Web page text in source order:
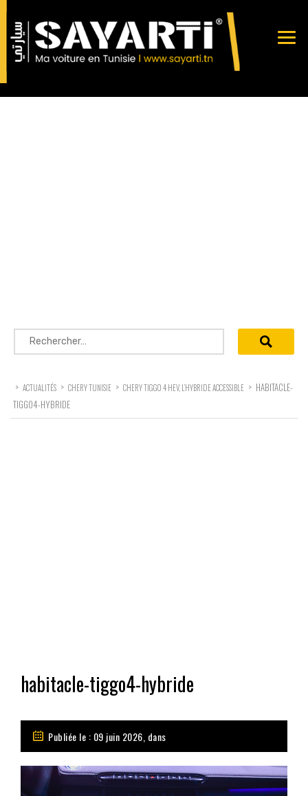
Rechercher :
> ACTUALITÉS > CHERY TUNISIE > CHERY TIGGO 4 HEV, L’HYBRIDE ACCESSIBLE > HABITACLE-
TIGGO4-HYBRIDE
habitacle-tiggo4-hybride
Publiée le : 09 juin 2026, dans